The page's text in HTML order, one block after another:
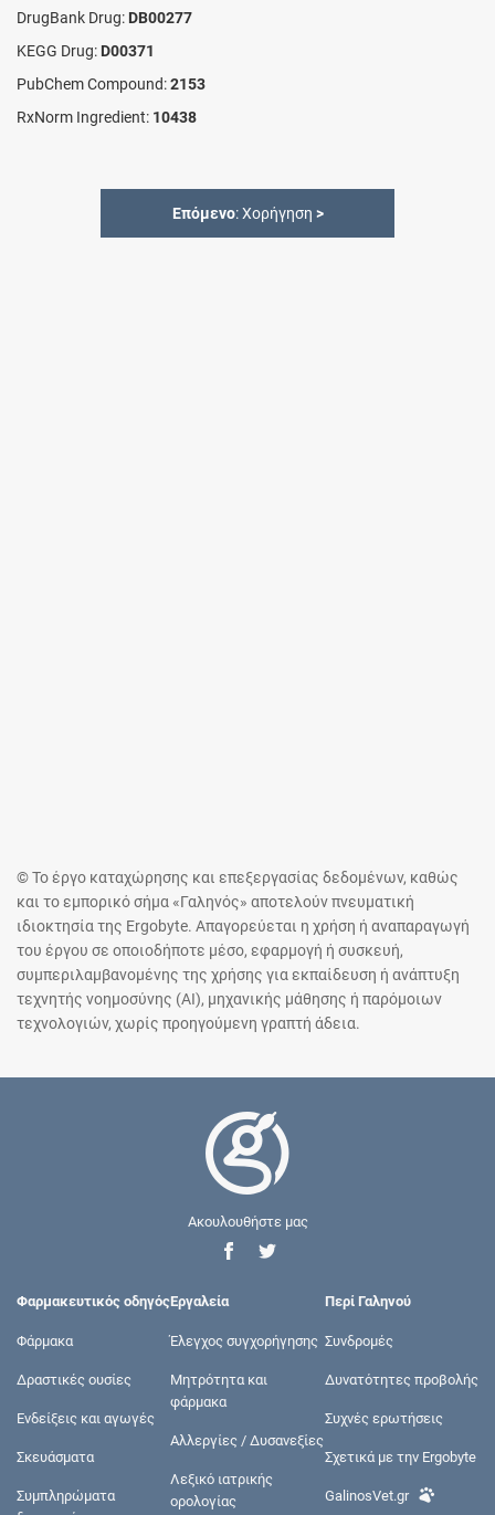
DrugBank Drug: DB00277
KEGG Drug: D00371
PubChem Compound:2153
RxNorm Ingredient: 10438
Επόμενο: Χορήγηση >
© Το έργο καταχώρησης και επεξεργασίας δεδομένων, καθώς
και το εμπορικό σήμα «Γαληνός» αποτελούν πνευματική
ιδιοκτησία της Ergobyte. Απαγορεύεται η χρήση ή αναπαραγωγή
του έργου σε οποιοδήποτε μέσο, εφαρμογή ή συσκευή,
συμπεριλαμβανομένης της χρήσης για εκπαίδευση ή ανάπτυξη
τεχνητής νοημοσύνης (AI), μηχανικής μάθησης ή παρόμοιων
τεχνολογιών, χωρίς προηγούμενη γραπτή άδεια.
Ακουλουθήστε μας
Φαρμακευτικός οδηγός
Φάρμακα
Δραστικές ουσίες
Ενδείξεις και αγωγές
Σκευάσματα
Συμπληρώματα
Εργαλεία
Έλεγχος συγχορήγησης
Μητρότητα και
φάρμακα
Αλλεργίες / Δυσανεξίες
Λεξικό ιατρικής
ορολογίας
Περί Γαληνού
Συνδρομές
Δυνατότητες προβολής
Συχνές ερωτήσεις
Σχετικά με την Ergobyte
GalinosVet.gr